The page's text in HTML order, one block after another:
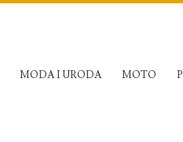
MODA I URODA MOTO